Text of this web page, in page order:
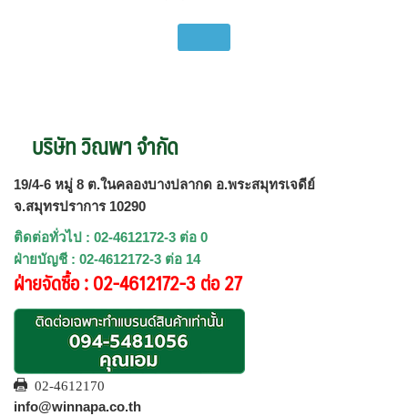
บริษัท วิณพา จำกัด
19/4-6 หมู่ 8 ต.ในคลองบางปลากด อ.พระสมุทรเจดีย์
จ.สมุทรปราการ 10290
ติดต่อทั่วไป : 02-4612172-3 ต่อ 0
ฝ่ายบัญชี : 02-4612172-3 ต่อ 14
ฝ่ายจัดซื้อ : 02-4612172-3 ต่อ 27
02-4612170
info@winnapa.co.th